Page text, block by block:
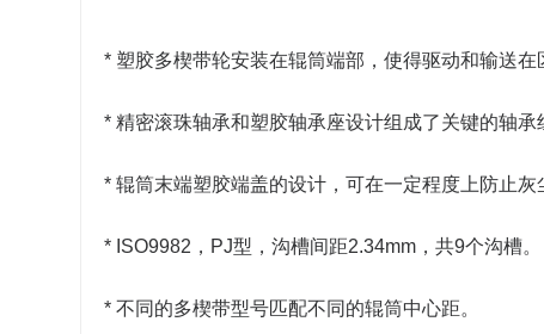
* 塑胶多楔带轮安装在辊筒端部，使得驱动和输送
*精密滚珠轴承和塑胶轴承座设计组成了关键的轴
*辊筒末端塑胶端盖的设计，可在一定程度上防止灰
* ISO9982，PJ型，沟槽间距2.34mm，共9个沟槽。
* 不同的多楔带型号匹配不同的辊筒中心距。